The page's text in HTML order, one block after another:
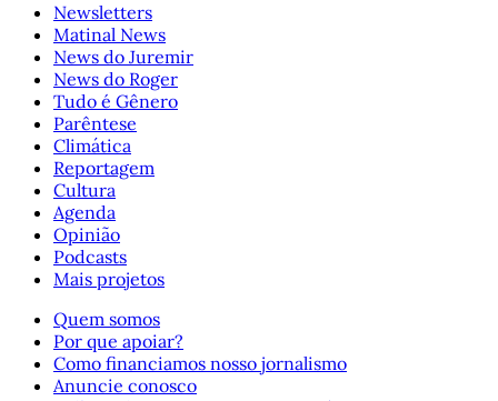
Newsletters
Matinal News
News do Juremir
News do Roger
Tudo é Gênero
Parêntese
Climática
Reportagem
Cultura
Agenda
Opinião
Podcasts
Mais projetos
Quem somos
Por que apoiar?
Como financiamos nosso jornalismo
Anuncie conosco